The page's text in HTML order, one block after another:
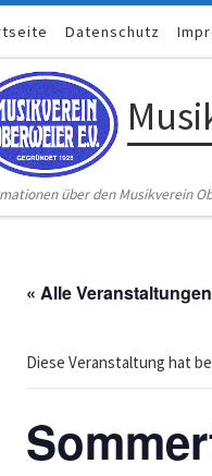
Datenschutz
über den Musikverein
« Alle Veranstaltungen
Diese Veranstaltung hat